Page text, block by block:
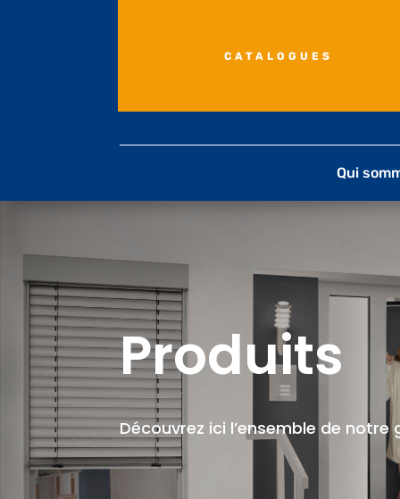
CATALOGUES
Qui
Produits
Découvrez ici l’ensemble de notre